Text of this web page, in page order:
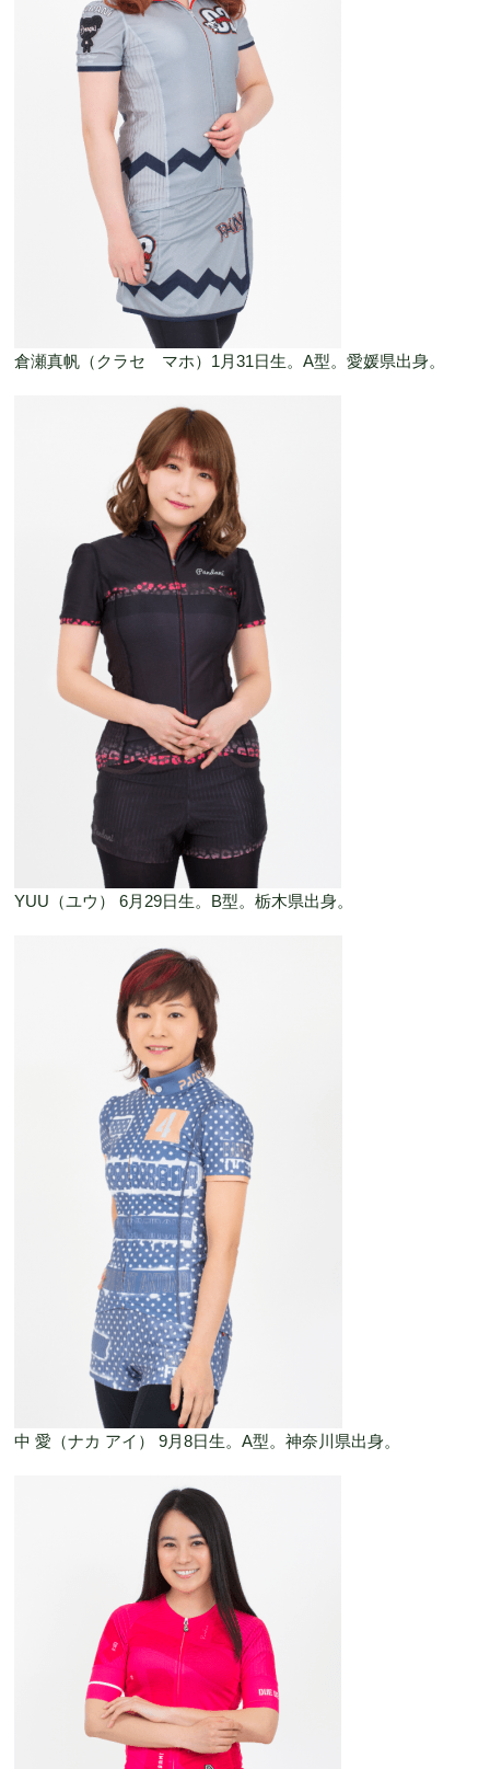
倉瀬真帆（クラセ マホ）1月31日生。A型。愛媛県出身。
YUU（ユウ） 6月29日生。B型。栃木県出身。
中 愛（ナカ アイ） 9月8日生。A型。神奈川県出身。